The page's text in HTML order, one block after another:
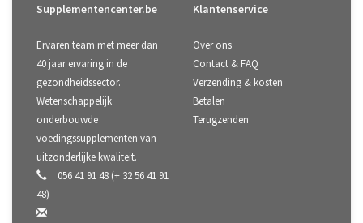
Supplementencenter.be
Ervaren team met meer dan
40 jaar ervaring in de
gezondheidssector.
Wetenschappelijk
onderbouwde
voedingssupplementen van
uitzonderlijke kwaliteit.
056 41 91 48 (+ 32 56 41 91
48)
Klantenservice
Over ons
Contact & FAQ
Verzending & kosten
Betalen
Terugzenden